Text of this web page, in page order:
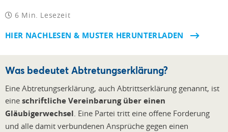
6 Min. Lesezeit
HIER NACHLESEN & MUSTER HERUNTERLADEN
Was bedeutet Abtretungserklärung?
Eine Abtretungserklärung, auch Abtrittserklärung genannt, ist
eine schriftliche Vereinbarung über einen
Gläubigerwechsel. Eine Partei tritt eine offene Forderung
und alle damit verbundenen Ansprüche gegen einen